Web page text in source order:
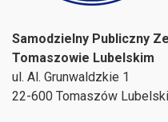
Samodzielny Publiczny
Tomaszowie Lubelskim
ul. Al. Grunwaldzkie 1
22-600 Tomaszów Lubelski